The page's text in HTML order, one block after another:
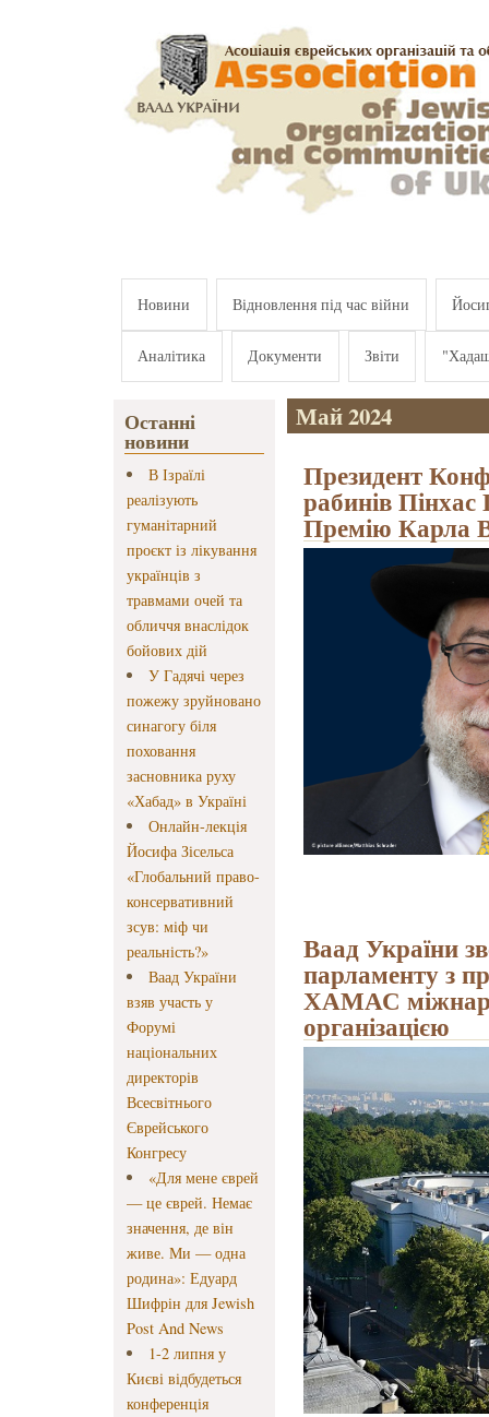
Новини Відновлення під час війни
Аналітика Документи Звіти
Останні
новини
В Ізраїлі
реалізують
гуманітарний
проєкт із лікування
українців з
травмами очей та
обличчя внаслідок
бойових дій
У Гадячі через
пожежу зруйновано
синагогу біля
поховання
засновника руху
«Хабад» в Україні
Онлайн-лекція
Йосифа Зісельса
«Глобальний право-
консервативний
зсув: міф чи
реальність?»
Ваад України
взяв участь у
Форумі
національних
директорів
Всесвітнього
Єврейського
Конгресу
«Для мене єврей
— це єврей. Немає
значення, де він
живе. Ми — одна
родина»: Едуард
Шифрін для Jewish
Post And News
1-2 липня у
Києві відбудеться
конференція
Май 2024
Президент
рабинів
Премію Карла
Ваад України
парламенту з
ХАМАС
організацією